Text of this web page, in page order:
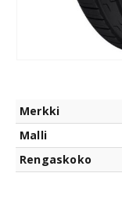
Merkki
Malli
Rengaskoko